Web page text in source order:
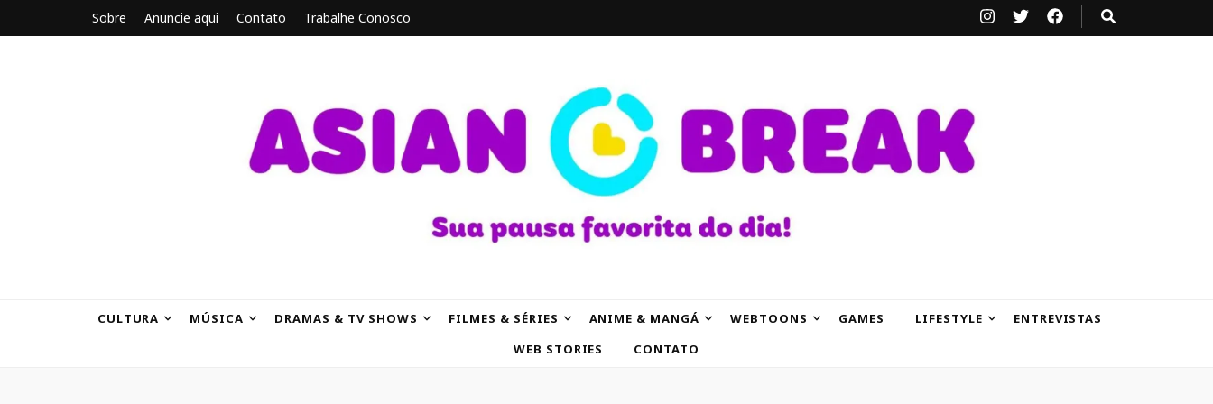
Sobre Anuncie aqui Contato Trabalhe Conosco
CULTURA MÚSICA DRAMAS & TV SHOWS FILMES & SÉRIES ANIME & MANGÁ WEBTOONS GAMES LIFESTYLE
ENTREVISTAS
WEB STORIES
CONTATO